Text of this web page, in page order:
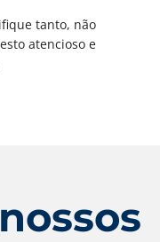
tanto, não
atencioso e